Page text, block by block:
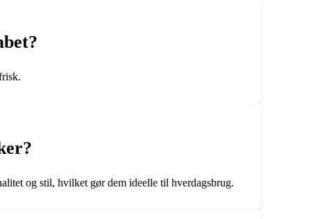
og stil, hvilket gør dem ideelle til hverdagsbrug.